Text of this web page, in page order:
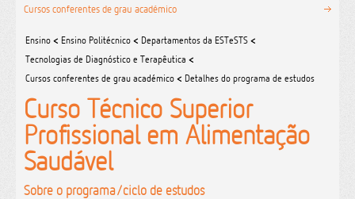
Formação
Serviços de Saúde
Sites do grupo
Utilizador
Contactos
Cursos conferentes de grau académico
Ensino < Ensino Politécnico < Departamentos da ESTeSTS <
Tecnologias de Diagnóstico e Terapêutica <
Cursos conferentes de grau académico < Detalhes do programa de estudos
Curso Técnico Superior
Profissional em Alimentação
Saudável
Sobre o programa/ciclo de estudos